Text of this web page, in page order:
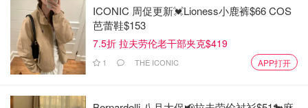
ICONIC 周促更新💓Lioness小鹿裤$66 COS
芭蕾鞋$153
7.5折 拉夫劳伦老干部夹克$419
1 THE ICONIC APP打开